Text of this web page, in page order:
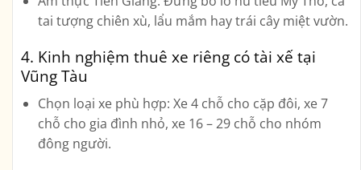
tai tượng chiên xù, lẩu mắm hay trái cây miệt vườn.
4. Kinh nghiệm thuê xe riêng có tài xế tại
Vũng Tàu
Chọn loại xe phù hợp: Xe 4 chỗ cho cặp đôi, xe 7
chỗ cho gia đình nhỏ, xe 16 – 29 chỗ cho nhóm
đông người.